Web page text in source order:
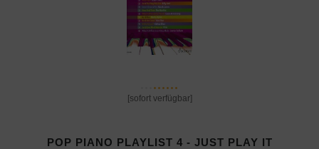
[sofort verfügbar]
POP PIANO PLAYLIST 4 - JUST PLAY IT